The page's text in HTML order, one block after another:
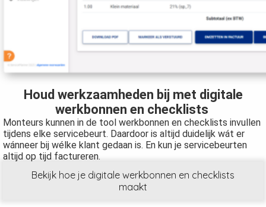
Houd werkzaamheden bij met digitale
werkbonnen en checklists
Monteurs kunnen in de tool werkbonnen en checklists invullen
tijdens elke servicebeurt. Daardoor is altijd duidelijk wát er
wánneer bij wélke klant gedaan is. En kun je servicebeurten
altijd op tijd factureren.
Bekijk hoe je digitale werkbonnen en checklists
maakt